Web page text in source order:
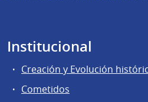
Institucional
Creación y Evolución
Cometidos